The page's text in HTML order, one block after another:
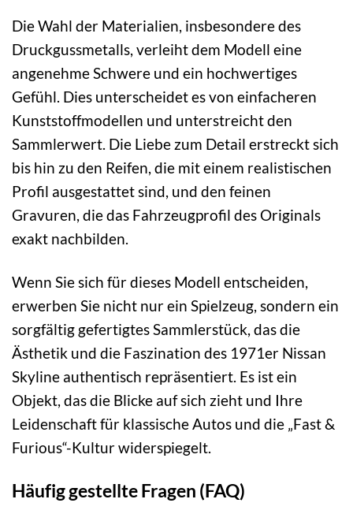
Die Wahl der Materialien, insbesondere des
Druckgussmetalls, verleiht dem Modell eine
angenehme Schwere und ein hochwertiges
Gefühl. Dies unterscheidet es von einfacheren
Kunststoffmodellen und unterstreicht den
Sammlerwert. Die Liebe zum Detail erstreckt sich
bis hin zu den Reifen, die mit einem realistischen
Profil ausgestattet sind, und den feinen
Gravuren, die das Fahrzeugprofil des Originals
exakt nachbilden.
Wenn Sie sich für dieses Modell entscheiden,
erwerben Sie nicht nur ein Spielzeug, sondern ein
sorgfältig gefertigtes Sammlerstück, das die
Ästhetik und die Faszination des 1971er Nissan
Skyline authentisch repräsentiert. Es ist ein
Objekt, das die Blicke auf sich zieht und Ihre
Leidenschaft für klassische Autos und die „Fast &
Furious“-Kultur widerspiegelt.
Häufig gestellte Fragen (FAQ)